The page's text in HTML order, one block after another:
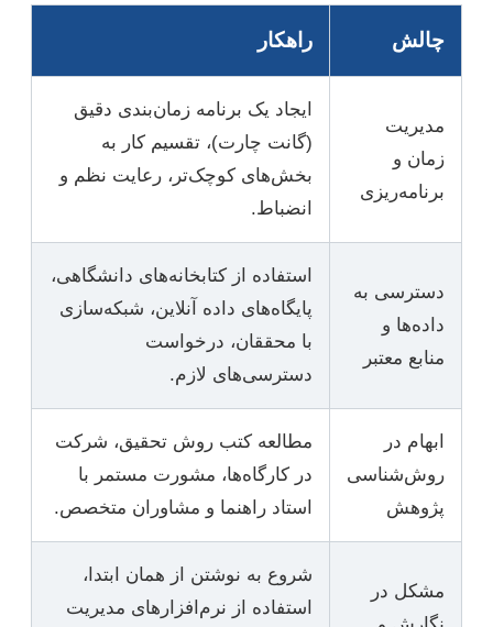
چالش راهکار
مدیریت
زمان و
برنامه‌ریزی
ایجاد یک برنامه زمان‌بندی دقیق
(گانت چارت)، تقسیم کار به
بخش‌های کوچک‌تر، رعایت نظم و
انضباط.
دسترسی به
داده‌ها و
منابع معتبر
استفاده از کتابخانه‌های دانشگاهی،
پایگاه‌های داده آنلاین، شبکه‌سازی
با محققان، درخواست
دسترسی‌های لازم.
ابهام در
روش‌شناسی
پژوهش
مطالعه کتب روش تحقیق، شرکت
در کارگاه‌ها، مشورت مستمر با
استاد راهنما و مشاوران متخصص.
مشکل در
شروع به نوشتن از همان ابتدا،
استفاده از نرم‌افزارهای مدیریت